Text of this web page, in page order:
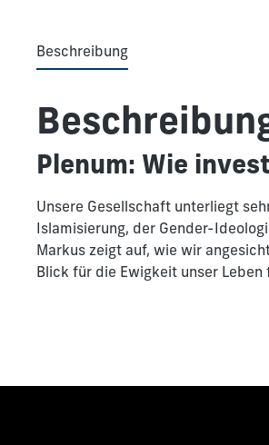
Beschreibung
Plenum: Wie
Unsere Gesellschaft unterliegt
Islamisierung, der Gender-
Markus zeigt auf, wie wir
Blick für die Ewigkeit unser